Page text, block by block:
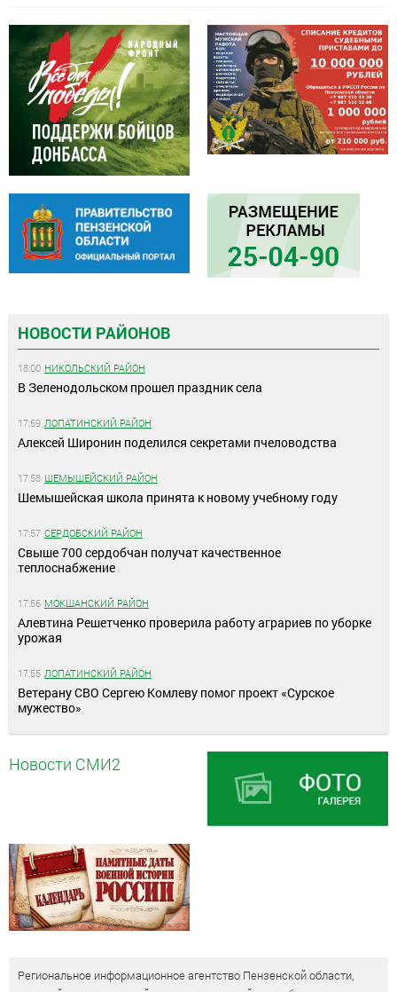
НОВОСТИ РАЙОНОВ
18:00 НИКОЛЬСКИЙ РАЙОН
В Зеленодольском прошел праздник села
17:59 ЛОПАТИНСКИЙ РАЙОН
Алексей Широнин поделился секретами пчеловодства
17:58 ШЕМЫШЕЙСКИЙ РАЙОН
Шемышейская школа принята к новому учебному году
17:57 СЕРДОБСКИЙ РАЙОН
Свыше 700 сердобчан получат качественное
теплоснабжение
17:56 МОКШАНСКИЙ РАЙОН
Алевтина Решетченко проверила работу аграриев по уборке
урожая
17:55 ЛОПАТИНСКИЙ РАЙОН
Ветерану СВО Сергею Комлеву помог проект «Сурское
мужество»
Новости СМИ2
Региональное информационное агентство Пензенской области,